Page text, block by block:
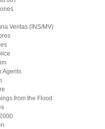
Veritas (INS/MV)
Agents
from the Flood